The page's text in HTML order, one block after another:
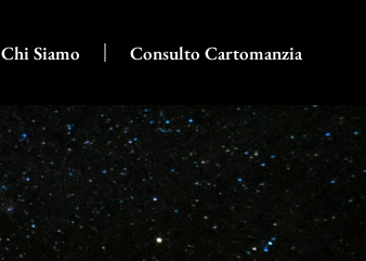
Chi Siamo Consulto Cartomanzia